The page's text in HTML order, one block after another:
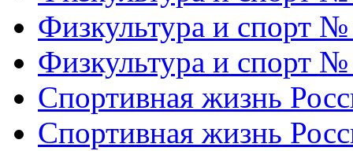
Физкультура и спорт
Физкультура и спорт
Спортивная жизнь
Спортивная жизнь